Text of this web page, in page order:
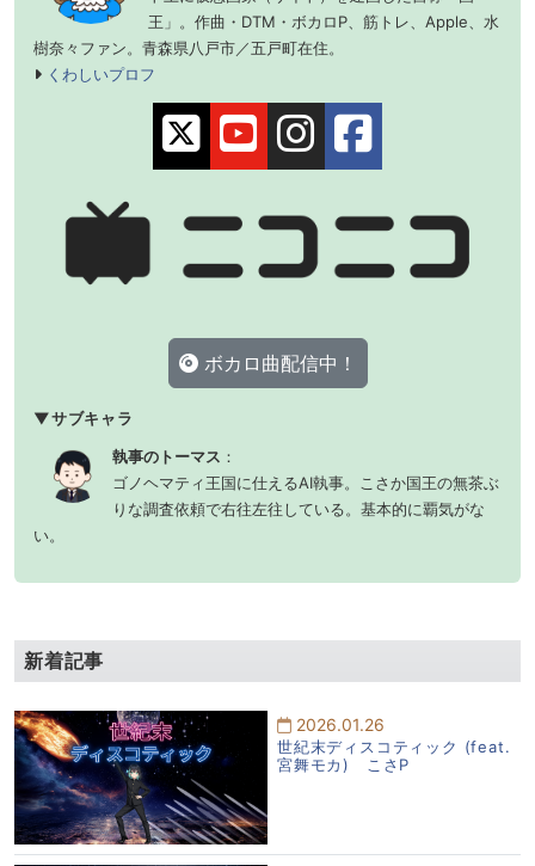
王」。作曲・DTM・ボカロP、筋トレ、Apple、水
樹奈々ファン。青森県八戸市／五戸町在住。
くわしいプロフ
X YouTubeInstagram
facebook
ボカロ曲配信中！
▼サブキャラ
執事のトーマス ：
ゴノヘマティ王国に仕えるAI執事。こさか国王の無茶ぶ
りな調査依頼で右往左往している。基本的に覇気がな
い。
新着記事
2026.01.26
世紀末ディスコティック (feat.
宮舞モカ) こさP